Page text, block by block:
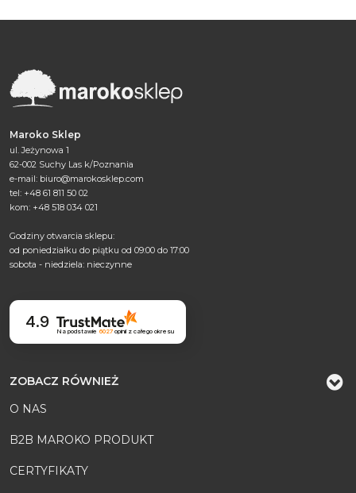
Maroko Sklep
ul. Jeżynowa 1
62-002 Suchy Las k/Poznania
e-mail: biuro@marokosklep.com
tel: +48 61 811 50 02
kom: +48 518 034 021
Godziny otwarcia sklepu:
od poniedziałku do piątku od 09:00 do 17:00
sobota - niedziela: nieczynne
4.9
Na podstawie 6027opinii z całego okresu
ZOBACZ RÓWNIEŻ
O NAS
B2B MAROKO PRODUKT
CERTYFIKATY